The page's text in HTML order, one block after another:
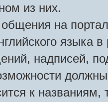
из них.
на
языка
надписей,
к